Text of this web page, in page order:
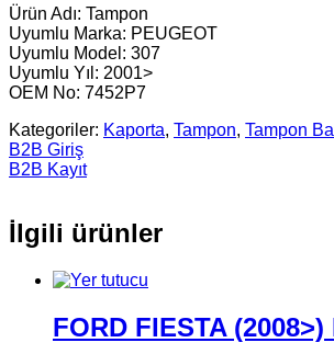
Ürün Adı: Tampon
Uyumlu Marka: PEUGEOT
Uyumlu Model: 307
Uyumlu Yıl: 2001>
OEM No: 7452P7
Kategoriler: Kaporta, Tampon, Tampon
B2B Giriş
B2B Kayıt
İlgili ürünler
FORD FIESTA